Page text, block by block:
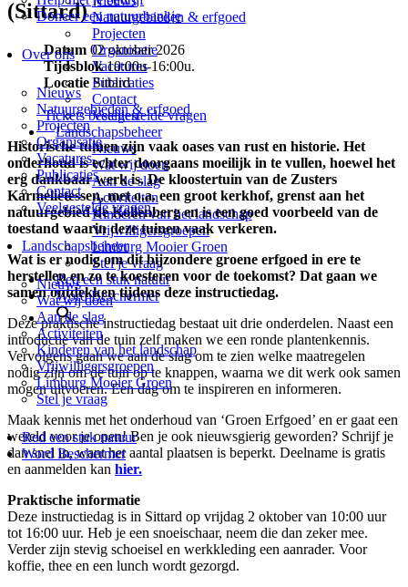
Doneer een natuurbankje
Over ons
Nieuws
Natuurgebieden & erfgoed
Projecten
Organisatie
Vacatures
Publicaties
Contact
Veelgestelde vragen
Landschapsbeheer
Nieuws
Wat wij doen
Aan de slag
Activiteiten
Kinderen van het landschap
Vrijwilligersgroepen
Limburg Mooier Groen
Stel je vraag
Red een stuk natuur
Word Beschermer
Natuurgebieden & erfgoed
Projecten
Organisatie
Vacatures
Publicaties
Contact
Veelgestelde vragen
Landschapsbeheer
Nieuws
Wat wij doen
Aan de slag
Activiteiten
Kinderen van het landschap
Vrijwilligersgroepen
Limburg Mooier Groen
Stel je vraag
Red een stuk natuur
Word Beschermer
(Sittard)
Datum 02 oktober 2026
Tijdsblok 10:00u-16:00u.
Locatie Sittard
Tickets bestellen
Historische tuinen zijn vaak oases van rust en historie. Het
onderhoud is echter doorgaans moeilijk in te vullen, hoewel het
erg dankbaar werk is. De kloostertuin van de Zusters
Karmelietessen, met o.a. een groot kerkhof, grenst aan het
natuurgebied de Kollenberg en is een goed voorbeeld van de
toestand waarin deze tuinen vaak verkeren.
Wat is er nodig om dit bijzondere groene erfgoed in ere te
herstellen en zo te koesteren voor de toekomst? Dat gaan we
samen ontdekken tijdens deze instructiedag.
Deze praktische instructiedag bestaat uit drie onderdelen. Naast een
introductie van de tuin zelf maken we een ronde plantenkennis.
Vervolgens gaan we aan de slag om te zien welke maatregelen
nodig zijn om de tuin op te knappen, waarna we dit werk ook samen
mogen uitvoeren. Een dag om te inspireren en informeren.
Maak kennis met het onderhoud van ‘Groen Erfgoed’ en er gaat een
wereld voor je open!Ben je ook nieuwsgierig geworden? Schrijf je
dan snel in, want het aantal plaatsen is beperkt. Deelname is gratis
en aanmelden kan hier.
Praktische informatie
Deze instructiedag is in Sittard op vrijdag 2 oktober van 10:00 uur
tot 16:00 uur. Heb je een snoeischaar, neem die dan zeker mee.
Verder zijn stevig schoeisel en werkkleding een aanrader. Voor
koffie, thee en een lunch wordt gezorgd.